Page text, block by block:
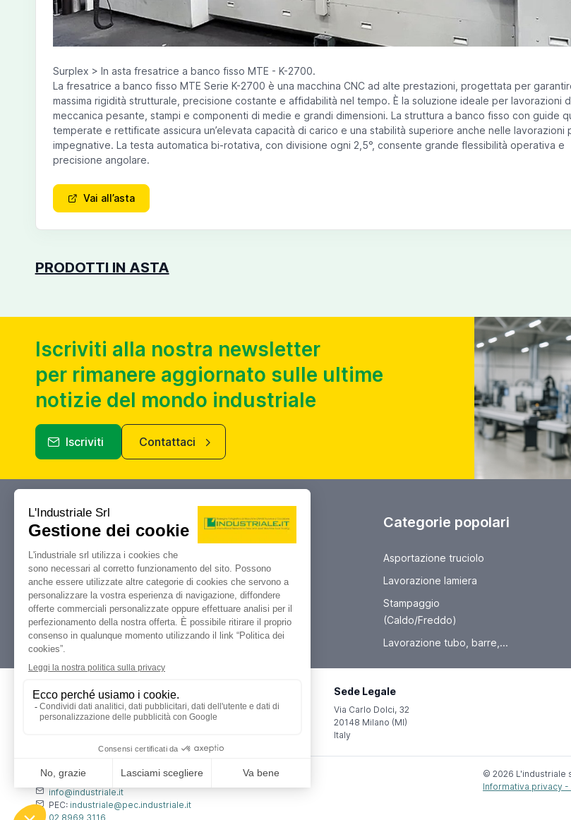
Surplex > In asta fresatrice a banco fisso MTE - K-2700.
La fresatrice a banco fisso MTE Serie K-2700 è una macchina CNC ad alte prestazioni, progettata per
massima rigidità strutturale, precisione costante e affidabilità nel tempo. È la soluzione ideale per lavorazioni
meccanica pesante, stampi e componenti di medie e grandi dimensioni. La struttura a banco fisso con guide
temperate e rettificate assicura un’elevata capacità di carico e una stabilità superiore anche nelle lavorazioni
impegnative. La testa automatica bi-rotativa, con divisione ogni 2,5°, consente grande flessibilità operativa e
precisione angolare.
Vai all’asta
PRODOTTI IN ASTA
Iscriviti alla nostra newsletter
per rimanere aggiornato sulle ultime
notizie del mondo industriale
Iscriviti Contattaci
Industriale.it
Il tuo portale di riferimento per
compravendita, aste e liquidazioni di
macchine utensili e macchinari
industriali.
Categorie popolari
Asportazione truciolo
Lavorazione lamiera
Stampaggio
(Caldo/Freddo)
Lavorazione tubo, barre,...
Dati Legali
L'industriale s.r.l.
P. IVA: 12212870153
Sede Legale
Via Carlo Dolci, 32
20148 Milano (MI)
Italy
Contatti
info@industriale.it
PEC: industriale@pec.industriale.it
02 8969 3116
© 2026 L'industriale
Informativa privacy -